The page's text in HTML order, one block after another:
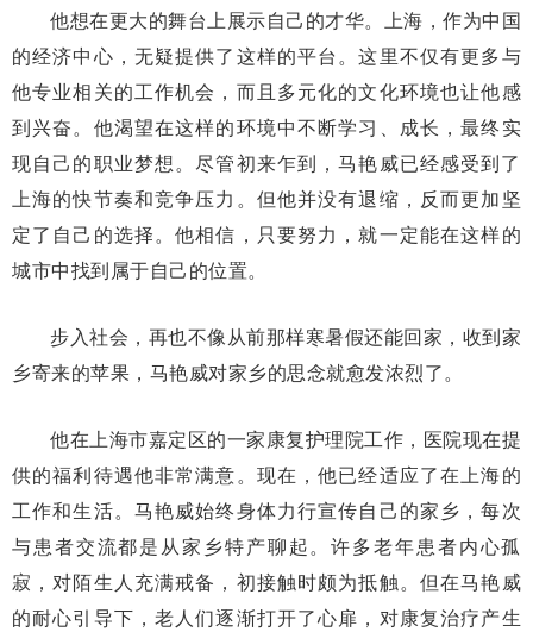
他想在更大的舞台上展示自己的才华。上海，作为中国
的经济中心，无疑提供了这样的平台。这里不仅有更多与
他专业相关的工作机会，而且多元化的文化环境也让他感
到兴奋。他渴望在这样的环境中不断学习、成长，最终实
现自己的职业梦想。尽管初来乍到，马艳威已经感受到了
上海的快节奏和竞争压力。但他并没有退缩，反而更加坚
定了自己的选择。他相信，只要努力，就一定能在这样的
城市中找到属于自己的位置。
步入社会，再也不像从前那样寒暑假还能回家，收到家
乡寄来的苹果，马艳威对家乡的思念就愈发浓烈了。
他在上海市嘉定区的一家康复护理院工作，医院现在提
供的福利待遇他非常满意。现在，他已经适应了在上海的
工作和生活。马艳威始终身体力行宣传自己的家乡，每次
与患者交流都是从家乡特产聊起。许多老年患者内心孤
寂，对陌生人充满戒备，初接触时颇为抵触。但在马艳威
的耐心引导下，老人们逐渐打开了心扉，对康复治疗产生